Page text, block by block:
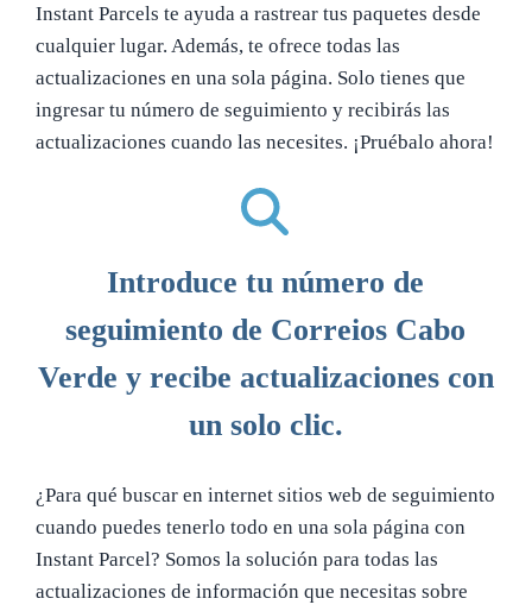
Instant Parcels te ayuda a rastrear tus paquetes desde
cualquier lugar. Además, te ofrece todas las
actualizaciones en una sola página. Solo tienes que
ingresar tu número de seguimiento y recibirás las
actualizaciones cuando las necesites. ¡Pruébalo ahora!
Introduce tu número de
seguimiento de Correios Cabo
Verde y recibe actualizaciones con
un solo clic.
¿Para qué buscar en internet sitios web de seguimiento
cuando puedes tenerlo todo en una sola página con
Instant Parcel? Somos la solución para todas las
actualizaciones de información que necesitas sobre